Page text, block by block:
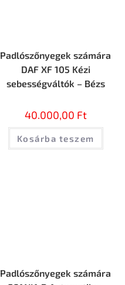
Padlószőnyegek számára
DAF XF 105 Kézi
sebességváltók – Bézs
40.000,00 Ft
Kosárba teszem
Padlószőnyegek számára